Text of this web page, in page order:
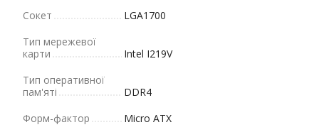
Сокет
LGA1700
Тип мережевої
карти
Intel I219V
Тип оперативної
пам'яті
DDR4
Форм-фактор
Micro ATX